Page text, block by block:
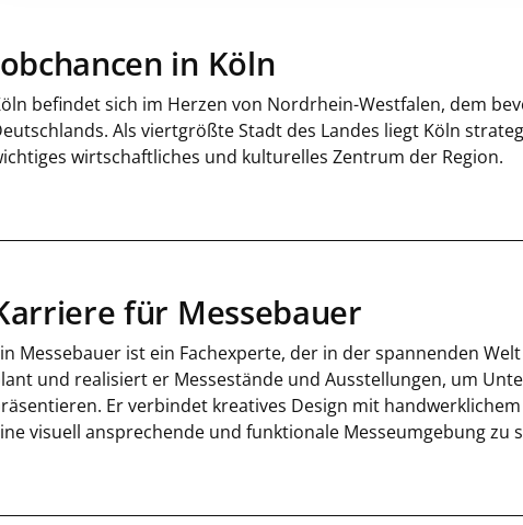
in Köln
befindet sich im Herzen von Nordrhein-Westfalen, dem
Als viertgrößte Stadt des Landes liegt Köln
wirtschaftliches und kulturelles Zentrum der Region.
für Messebauer
Messebauer ist ein Fachexperte, der in der spannenden
und realisiert er Messestände und Ausstellungen, um
Er verbindet kreatives Design mit
visuell ansprechende und funktionale Messeumgebung zu